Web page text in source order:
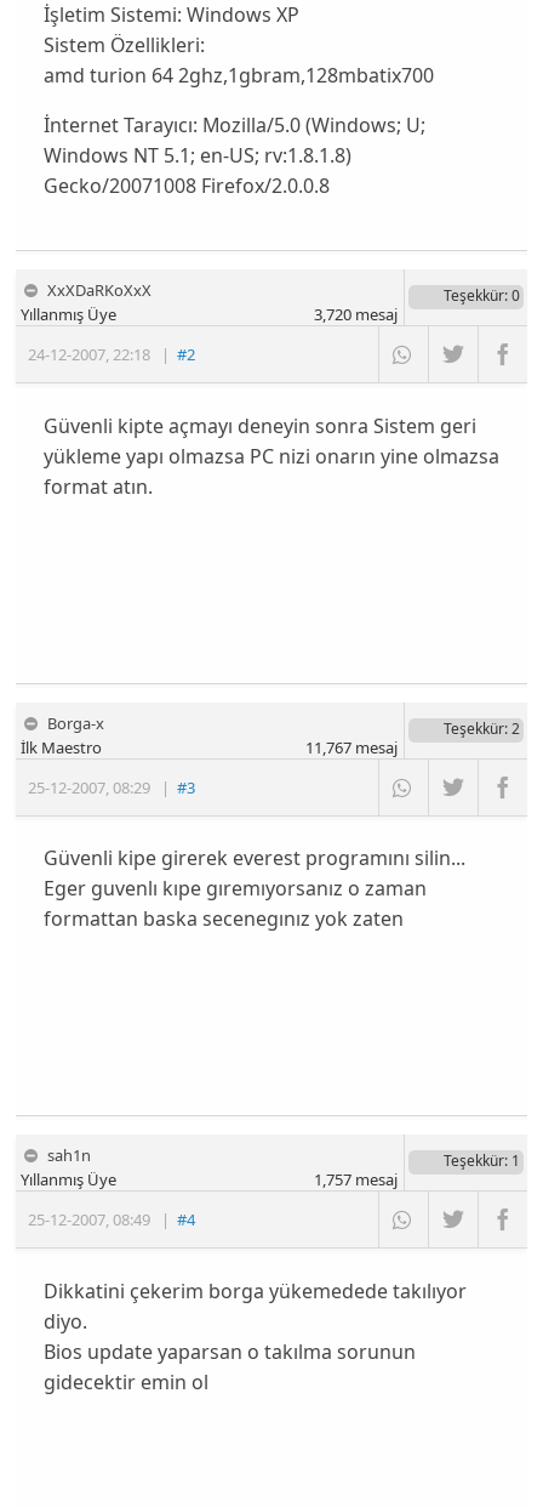
İşletim Sistemi: Windows XP
Sistem Özellikleri:
amd turion 64 2ghz,1gbram,128mbatix700
İnternet Tarayıcı: Mozilla/5.0 (Windows; U;
Windows NT 5.1; en-US; rv:1.8.1.8)
Gecko/20071008 Firefox/2.0.0.8
XxXDaRKoXxX
24-12-2007,22:18 |#2
Yıllanmış Üye
Teşekkür: 0
3,720mesaj
Güvenli kipte açmayı deneyin sonra Sistem geri
yükleme yapı olmazsa PC nizi onarın yine olmazsa
format atın.
Borga-x
25-12-2007,08:29 |#3
İlk Maestro
Teşekkür: 2
11,767mesaj
Güvenli kipe girerek everest programını silin...
Eger guvenlı kıpe gıremıyorsanız o zaman
formattan baska secenegınız yok zaten
sah1n
25-12-2007,08:49 |#4
Yıllanmış Üye
Teşekkür: 1
1,757mesaj
Dikkatini çekerim borga yükemedede takılıyor
diyo.
Bios update yaparsan o takılma sorunun
gidecektir emin ol